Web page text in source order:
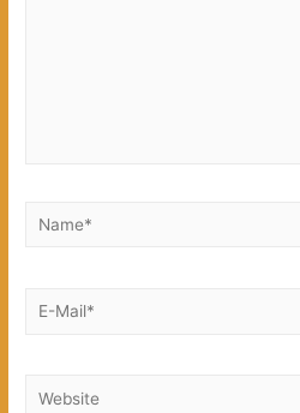
Name*
E-
Website